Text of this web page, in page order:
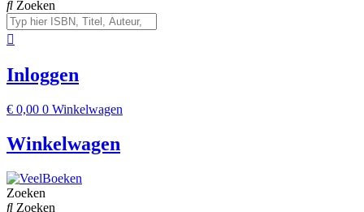
Zoeken
Inloggen
€ 0,00 0 Winkelwagen
Winkelwagen
Zoeken
Zoeken